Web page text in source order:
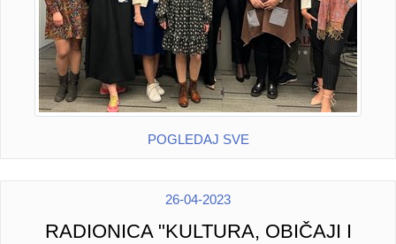
POGLEDAJ SVE
26-04-2023
RADIONICA "KULTURA, OBIČAJI I